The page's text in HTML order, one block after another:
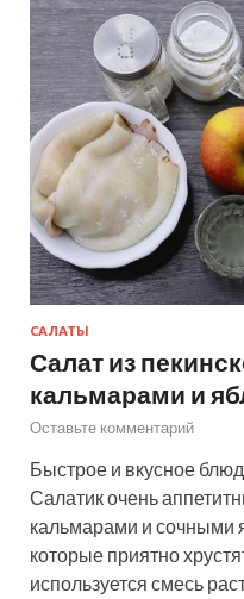
САЛАТЫ
Салат из
кальмарами и
Оставьте комментарий
Быстрое и вкусное
Салатик очень
кальмарами и сочными
которые приятно
используется смесь